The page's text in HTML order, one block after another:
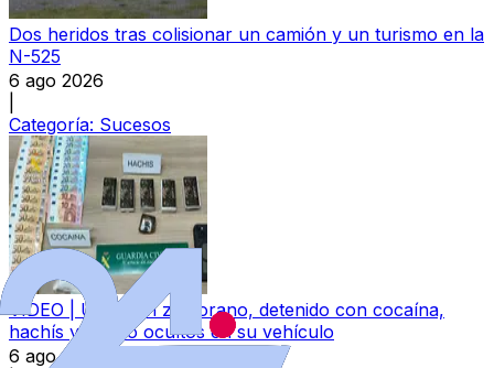
Dos heridos tras colisionar un camión y un turismo en la
N-525
6 ago 2026
Categoría: Sucesos
VÍDEO | Un joven zamorano, detenido con cocaína,
hachís y dinero ocultos en su vehículo
6 ago 2026